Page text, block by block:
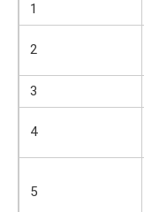
1
2
3
4
5